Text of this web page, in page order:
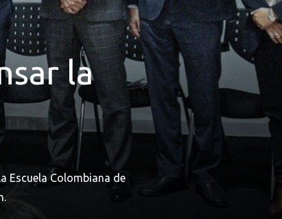
la
Escuela Colombiana de